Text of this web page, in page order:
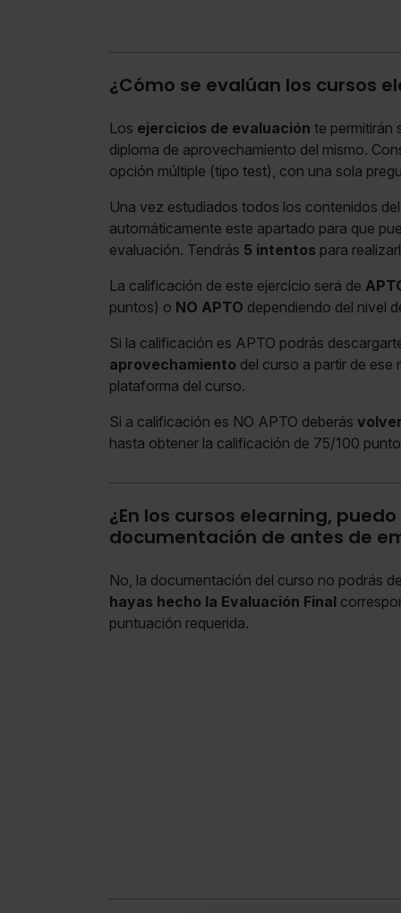
¿Cómo se evalúan los cursos
Los ejercicios de evaluación te permitirán
diploma de aprovechamiento del mismo.
opción múltiple (tipo test), con una sola
Una vez estudiados todos los contenidos
automáticamente este apartado para que
evaluación. Tendrás 5 intentos para
La calificación de este ejercicio será de
puntos) o NO APTO dependiendo del nivel
Si la calificación es APTO podrás
aprovechamiento del curso a partir de ese
plataforma del curso.
Si a calificación es NO APTO deberás
hasta obtener la calificación de 75/100
¿En los cursos elearning,
documentación de antes de
No, la documentación del curso no podrás
hayas hecho la Evaluación Final
puntuación requerida.